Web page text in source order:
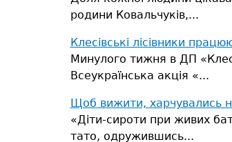
родини Ковальчуків,...
Клесівські лісівники
Минулого тижня в ДП
Всеукраїнська акція «...
Щоб вижити, харчувались
«Діти-сироти при живих
тато, одружившись...